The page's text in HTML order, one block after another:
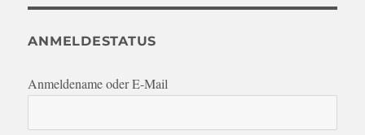
ANMELDESTATUS
Anmeldename oder E-Mail